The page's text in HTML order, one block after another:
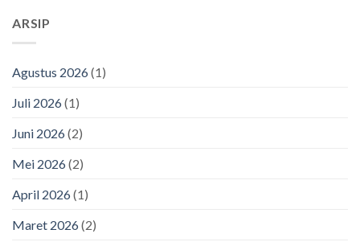
ARSIP
Agustus 2026(1)
Juli 2026(1)
Juni 2026(2)
Mei 2026(2)
April 2026(1)
Maret 2026(2)